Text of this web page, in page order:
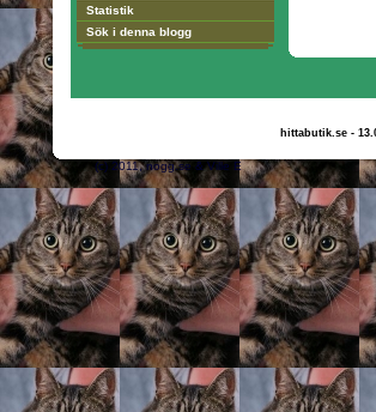
Statistik
Sök i denna blogg
hittabutik.se -
(c) 2011, nogg.se &